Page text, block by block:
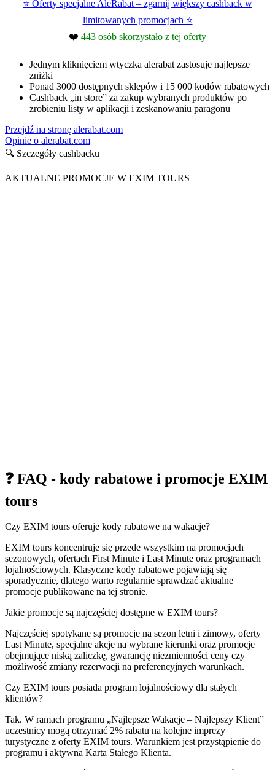
⭐ Oferty specjalne AleRabat – zgarnij większy cashback w
limitowanych promocjach ⭐
❤️ 443 osób skorzystało z tej oferty
Jednym kliknięciem wtyczka alerabat zastosuje najlepsze
zniżki
Ponad 3000 dostępnych sklepów i 15 000 kodów rabatowych
Cashback „in store” za zakup wybranych produktów po
zrobieniu listy w aplikacji i zeskanowaniu paragonu
Przejdź na stronę alerabat.com
Opinie o alerabat.com
🔍 Szczegóły cashbacku
AKTUALNE PROMOCJE W EXIM TOURS
❓ FAQ - kody rabatowe i promocje EXIM
tours
Czy EXIM tours oferuje kody rabatowe na wakacje?
EXIM tours koncentruje się przede wszystkim na promocjach
sezonowych, ofertach First Minute i Last Minute oraz programach
lojalnościowych. Klasyczne kody rabatowe pojawiają się
sporadycznie, dlatego warto regularnie sprawdzać aktualne
promocje publikowane na tej stronie.
Jakie promocje są najczęściej dostępne w EXIM tours?
Najczęściej spotykane są promocje na sezon letni i zimowy, oferty
Last Minute, specjalne akcje na wybrane kierunki oraz promocje
obejmujące niską zaliczkę, gwarancję niezmienności ceny czy
możliwość zmiany rezerwacji na preferencyjnych warunkach.
Czy EXIM tours posiada program lojalnościowy dla stałych
klientów?
Tak. W ramach programu „Najlepsze Wakacje – Najlepszy Klient”
uczestnicy mogą otrzymać 2% rabatu na kolejne imprezy
turystyczne z oferty EXIM tours. Warunkiem jest przystąpienie do
programu i aktywna Karta Stałego Klienta.